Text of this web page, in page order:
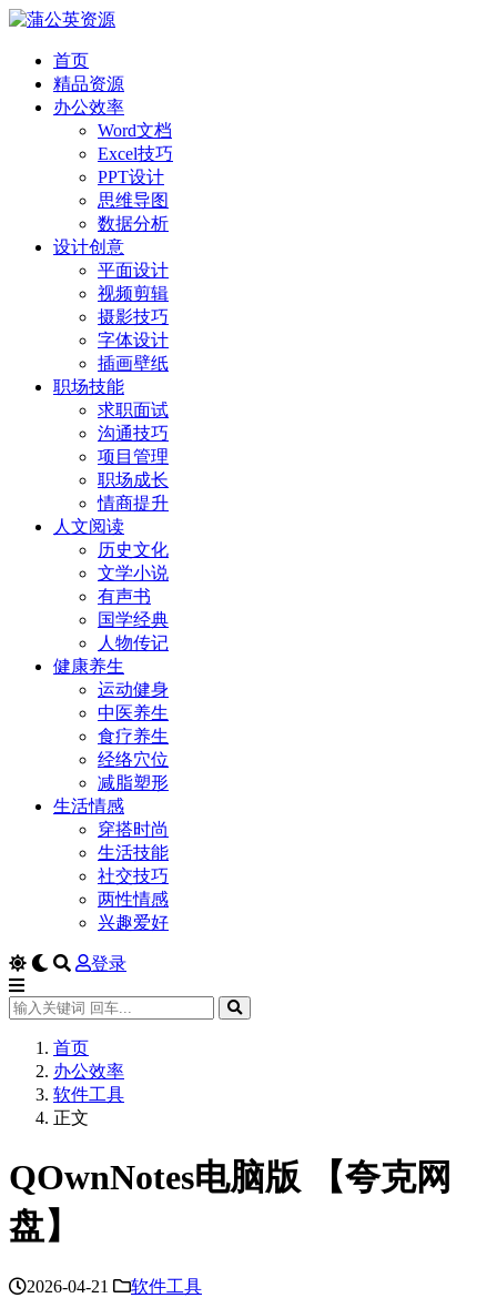
首页
精品资源
办公效率
Word文档
Excel技巧
PPT设计
思维导图
数据分析
设计创意
平面设计
视频剪辑
摄影技巧
字体设计
插画壁纸
职场技能
求职面试
沟通技巧
项目管理
职场成长
情商提升
人文阅读
历史文化
文学小说
有声书
国学经典
人物传记
健康养生
运动健身
中医养生
食疗养生
经络穴位
减脂塑形
生活情感
穿搭时尚
生活技能
社交技巧
两性情感
兴趣爱好
登录
首页
办公效率
软件工具
正文
QOwnNotes电脑版 【夸克网
盘】
2026-04-21 软件工具